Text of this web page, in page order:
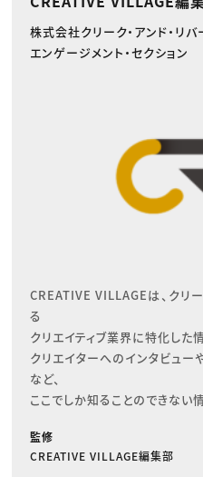
株式会社クリーク・アンド・リバ
エンゲージメント・セクション
CREATIVE VILLAGEは、クリ
る
クリエイティブ業界に特化した
クリエイターへのインタビュー
など、
ここでしか知ることのできない
監修
CREATIVE VILLAGE編集部